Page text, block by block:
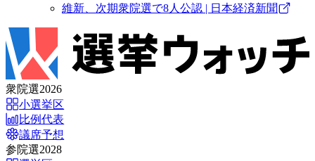
維新、次期衆院選で8人公認 | 日本経済新聞
衆院選2026
小選挙区
比例代表
議席予想
参院選2028